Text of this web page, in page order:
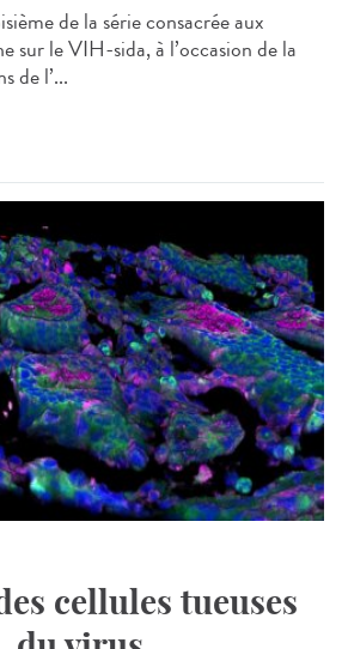
de la série consacrée aux
sur le VIH-sida, à l’occasion de la
de l’...
cellules tueuses